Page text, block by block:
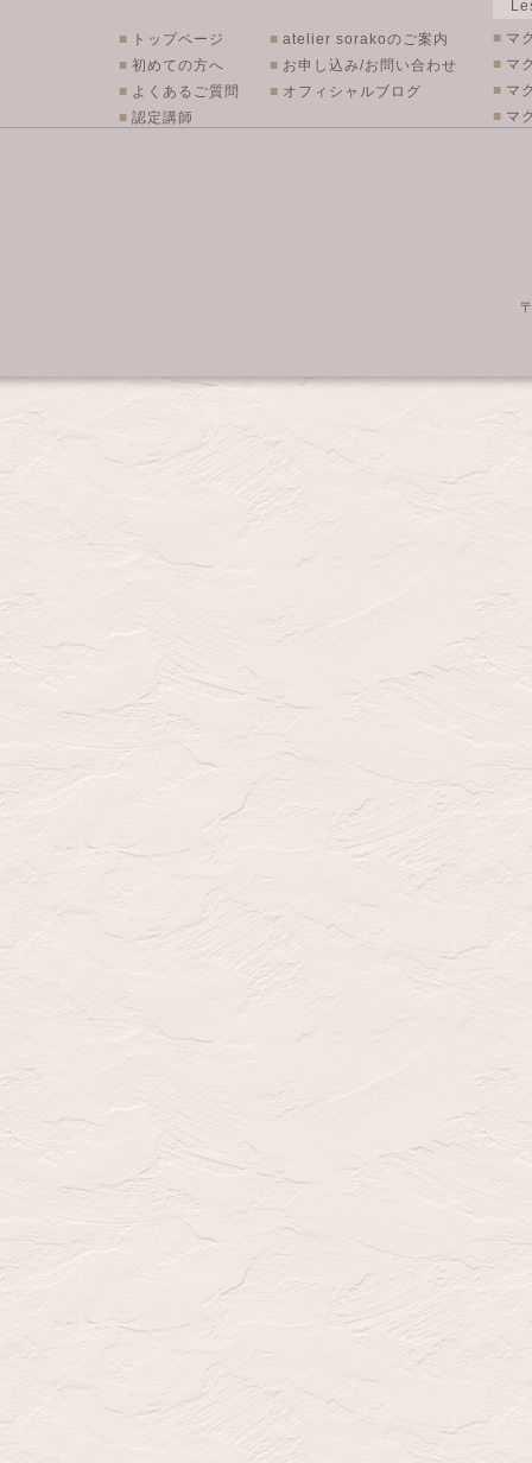
■ トップページ
■ 初めての方へ
■ よくあるご質問
■ 認定講師
■ atelier sorakoのご案内
■ お申し込み/お問い合わせ
■ オフィシャルブログ
■ マ
■ マ
■ マ
■ マ